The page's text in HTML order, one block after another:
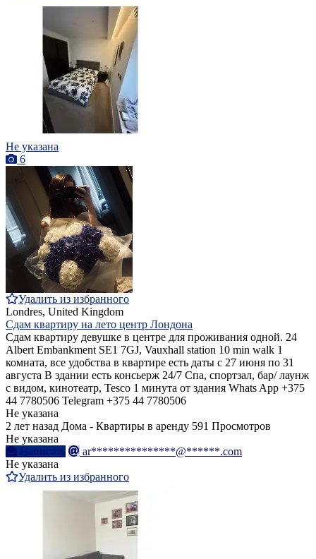
Не указана
6
Удалить из избранного
Londres, United Kingdom
Сдам квартиру на лето центр Лондона
Сдам квартиру девушке в центре для проживания одной. 24
Albert Embankment SE1 7GJ, Vauxhall station 10 min walk 1
комната, все удобства в квартире есть даты с 27 июня по 31
августа В здании есть консьерж 24/7 Спа, спортзал, бар/ лаунж
с видом, кинотеатр, Tesco 1 минута от здания Whats App +375
44 7780506 Telegram +375 44 7780506
Не указана
2 лет назад Дома - Квартиры в аренду 591 Просмотров
Не указана
Написать
ar***************@******.com
Не указана
Удалить из избранного